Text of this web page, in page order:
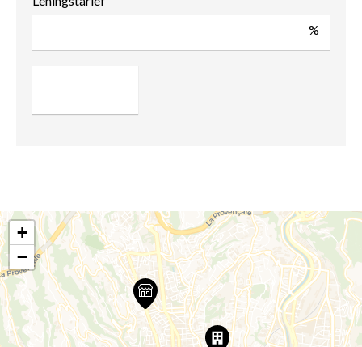
%
+
−